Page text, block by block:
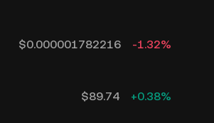
$0.000001782216 -1.32%
$89.74 +0.38%